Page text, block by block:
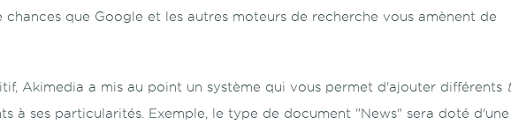
que Google et les autres moteurs de recherche vous amènent de
Akimedia a mis au point un système qui vous permet d'ajouter différents
à ses particularités. Exemple, le type de document "News" sera doté